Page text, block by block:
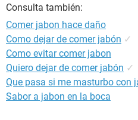
Consulta también:
Comer jabon hace daño
Como dejar de comer jabón ✓
Como evitar comer jabon
Quiero dejar de comer jabón ✓
Que pasa si me masturbo con
Sabor a jabon en la boca